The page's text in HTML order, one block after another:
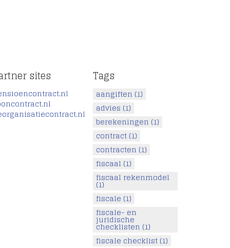
sites Tags
aangiften (1)
advies (1)
berekeningen (1)
contract (1)
contracten (1)
fiscaal (1)
fiscaal rekenmodel
(1)
fiscale (1)
fiscale- en
juridische
checklisten (1)
fiscale checklist (1)